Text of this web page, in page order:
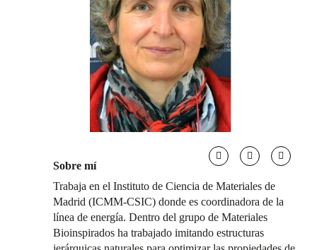
Sobre mí
Trabaja en el Instituto de Ciencia de Materiales de
Madrid (ICMM-CSIC) donde es coordinadora de la
línea de energía. Dentro del grupo de Materiales
Bioinspirados ha trabajado imitando estructuras